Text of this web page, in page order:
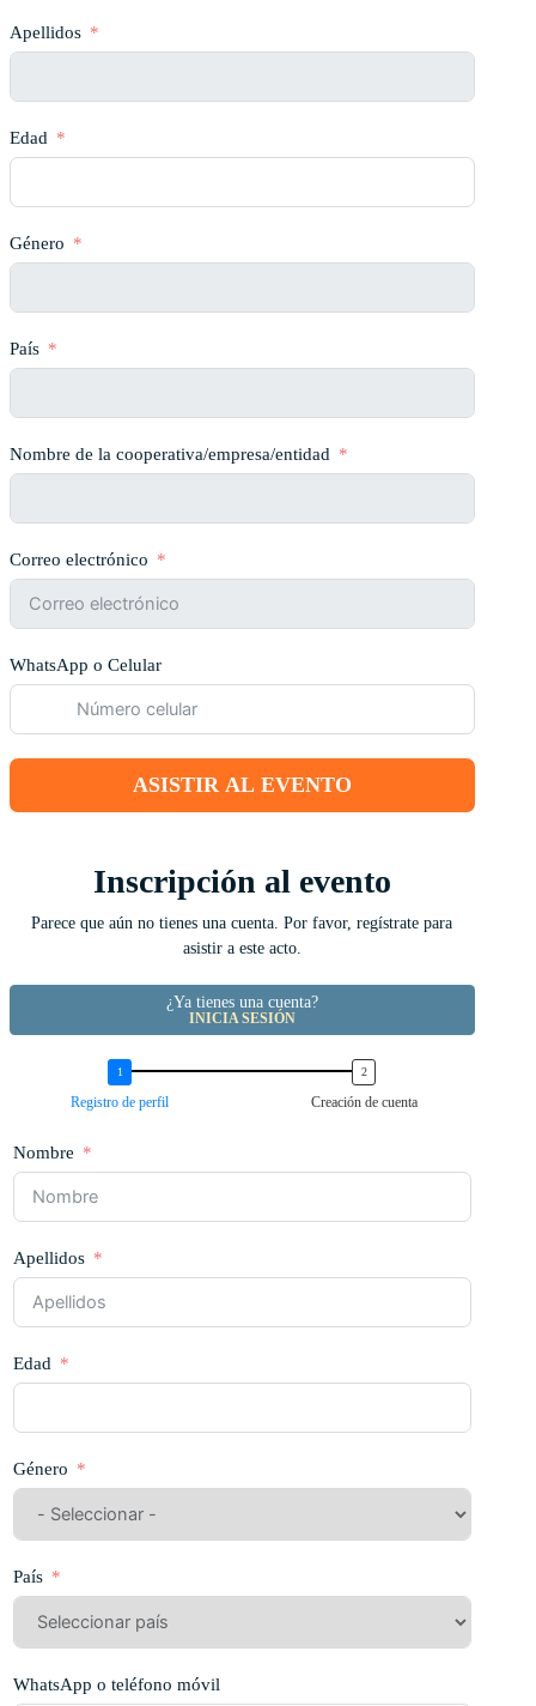
Apellidos
Edad
Género
País
Nombre de la cooperativa/empresa/entidad
Correo electrónico
WhatsApp o Celular
ASISTIR AL EVENTO
Inscripción al evento
Parece que aún no tienes una cuenta. Por favor, regístrate para
asistir a este acto.
¿Ya tienes una cuenta?
INICIA SESIÓN
Registro de perfil Creación de cuenta
Nombre
Apellidos
Edad
Género
País
WhatsApp o teléfono móvil